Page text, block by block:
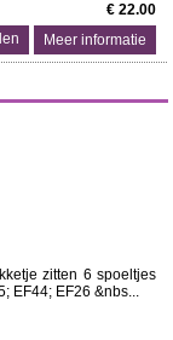
€ 22.00
Meer informatie
zitten 6 spoeltjes
EF44; EF26 &nbs...